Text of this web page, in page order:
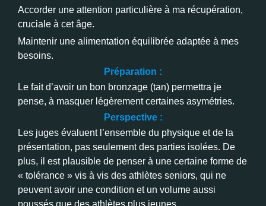
Accorder une attention particulière à ma récupération,
cruciale à cet âge.
Maintenir une alimentation équilibrée adaptée à mes
besoins.
Préparation :
Le fait d’avoir un bon bronzage (tan) permettra je
pense, à masquer légèrement certaines asymétries.
Perspective :
Les juges évaluent l’ensemble du physique et de la
présentation, pas seulement des parties isolées. De
plus, il est plausible de penser à une certaine forme de
« tolérance » vis à vis des athlètes seniors, qui ne
peuvent avoir une condition et un volume aussi
poussés que des athlètes plus jeunes.